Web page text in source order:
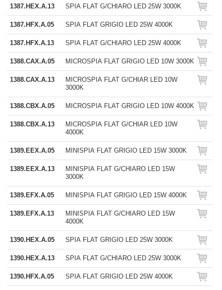
1387.HEX.A.13 SPIA FLAT G/CHIARO LED 25W 3000K
1387.HFX.A.05 SPIA FLAT GRIGIO LED 25W 4000K
1387.HFX.A.13 SPIA FLAT G/CHIARO LED 25W 4000K
1388.CAX.A.05 MICROSPIA FLAT GRIGIO LED 10W 3000K
1388.CAX.A.13
MICROSPIA FLAT G/CHIAR LED 10W
3000K
1388.CBX.A.05 MICROSPIA FLAT GRIGIO LED 10W 4000K
1388.CBX.A.13
MICROSPIA FLAT G/CHIAR LED 10W
4000K
1389.EEX.A.05 MINISPIA FLAT GRIGIO LED 15W 3000K
1389.EEX.A.13
MINISPIA FLAT G/CHIARO LED 15W
3000K
1389.EFX.A.05 MINISPIA FLAT GRIGIO LED 15W 4000K
1389.EFX.A.13
MINISPIA FLAT G/CHIARO LED 15W
4000K
1390.HEX.A.05 SPIA FLAT GRIGIO LED 25W 3000K
1390.HEX.A.13 SPIA FLAT G/CHIARO LED 25W 3000K
1390.HFX.A.05 SPIA FLAT GRIGIO LED 25W 4000K